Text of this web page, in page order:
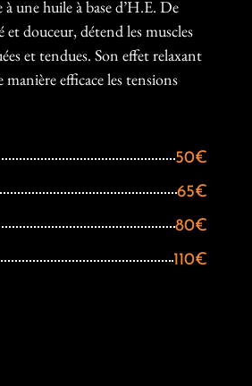
une huile à base d’H.E. De
douceur, détend les muscles
et tendues. Son effet relaxant
efficace les tensions
50€
65€
80€
110€